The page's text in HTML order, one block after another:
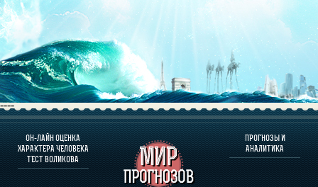
----
ОН-ЛАЙН ОЦЕНКА
ХАРАКТЕРА ЧЕЛОВЕКА
ТЕСТ ВОЛИКОВА
ПРОГНОЗЫ И
АНАЛИТИКА
О ПРОГРАММЕ
ОЦЕНКА ХАРАКТЕРA ЧЕЛОВЕКА
ОЦЕНКА ХАРАКТЕРА ВЫДАЮЩИХСЯ ЛИЧНОСТЕЙ